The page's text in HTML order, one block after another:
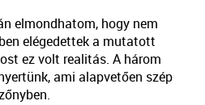
elmondhatom, hogy nem
elégedettek a mutatott
ez volt realitás. A három
ami alapvetően szép